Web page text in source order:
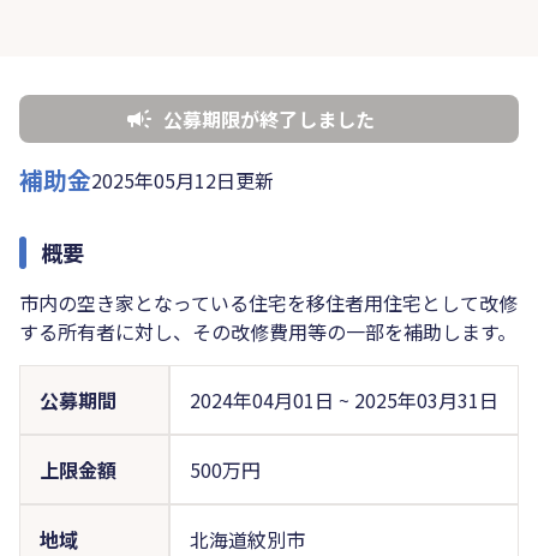
公募期限が終了しました
補助金2025年05月12日更新
概要
市内の空き家となっている住宅を移住者用住宅として改修
する所有者に対し、その改修費用等の一部を補助します。
公募期間 2024年04月01日 ~ 2025年03月31日
上限金額 500万円
地域 北海道紋別市